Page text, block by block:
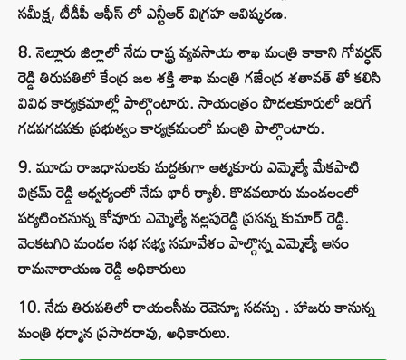
సమీక్ష, టీడీపీ ఆఫీస్ లో ఎన్టీఆర్ విగ్రహ ఆవిష్కరణ.
8. నెల్లూరు జిల్లాలో నేడు రాష్ట్ర వ్యవసాయ శాఖ మంత్రి కాకాని గోవర్ధన్
రెడ్డి తిరుపతిలో కేంద్ర జల శక్తి శాఖ మంత్రి గజేంద్ర శతావత్ తో కలిసి
వివిధ కార్యక్రమాల్లో పాల్గొంటారు. సాయంత్రం పొదలకూరులో జరిగే
గడపగడపకు ప్రభుత్వం కార్యక్రమంలో మంత్రి పాల్గొంటారు.
9. మూడు రాజధానులకు మద్దతుగా ఆత్మకూరు ఎమ్మెల్యే మేకపాటి
విక్రమ్ రెడ్డి ఆధ్వర్యంలో నేడు భారీ ర్యాలీ. కొడవలూరు మండలంలో
పర్యటించనున్న కోవూరు ఎమ్మెల్యే నల్లపురెడ్డి ప్రసన్న కుమార్ రెడ్డి.
వెంకటగిరి మండల సభ సభ్య సమావేశం పాల్గొన్న ఎమ్మెల్యే ఆనం
రామనారాయణ రెడ్డి అధికారులు
10. నేడు తిరుపతిలో రాయలసీమ రెవెన్యూ సదస్సు . హాజరు కానున్న
మంత్రి ధర్మాన ప్రసాదరావు, అధికారులు.